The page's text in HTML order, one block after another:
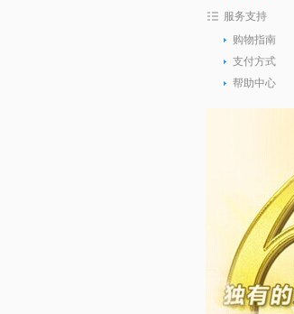
服务支持
购物指南
支付方式
帮助中心